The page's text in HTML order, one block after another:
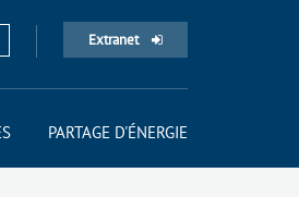
Extranet
PARTAGE D'ÉNERGIE